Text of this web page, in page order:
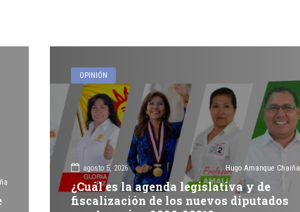
OPINIÓN
agosto 5, 2026 Hugo Amanque Chaiña
¿Cuál es la agenda legislativa y de
fiscalización de los nuevos diputados